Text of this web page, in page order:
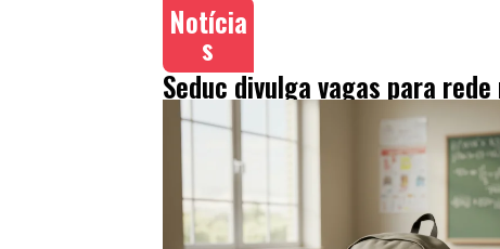
Notícia
s
Seduc divulga vagas para